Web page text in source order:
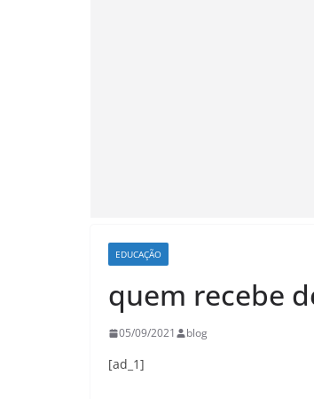
EDUCAÇÃO
quem recebe
05/09/2021 blog
[ad_1]